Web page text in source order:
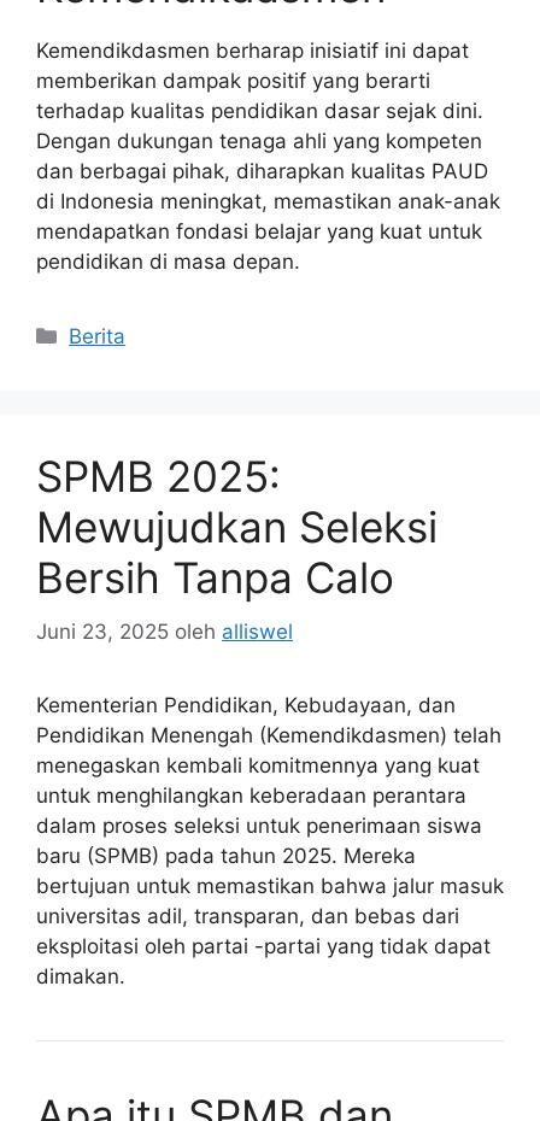
Kemendikdasmen berharap inisiatif ini dapat
memberikan dampak positif yang berarti
terhadap kualitas pendidikan dasar sejak dini.
Dengan dukungan tenaga ahli yang kompeten
dan berbagai pihak, diharapkan kualitas PAUD
di Indonesia meningkat, memastikan anak-anak
mendapatkan fondasi belajar yang kuat untuk
pendidikan di masa depan.
Kategori
Berita
SPMB 2025:
Mewujudkan Seleksi
Bersih Tanpa Calo
Juni 23, 2025 oleh alliswel
Kementerian Pendidikan, Kebudayaan, dan
Pendidikan Menengah (Kemendikdasmen) telah
menegaskan kembali komitmennya yang kuat
untuk menghilangkan keberadaan perantara
dalam proses seleksi untuk penerimaan siswa
baru (SPMB) pada tahun 2025. Mereka
bertujuan untuk memastikan bahwa jalur masuk
universitas adil, transparan, dan bebas dari
eksploitasi oleh partai -partai yang tidak dapat
dimakan.